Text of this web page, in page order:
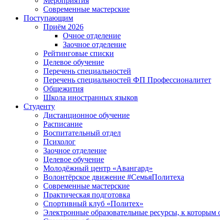
Современные мастерские
Поступающим
Приём 2026
Очное отделение
Заочное отделение
Рейтинговые списки
Целевое обучение
Перечень специальностей
Перечень специальностей ФП Профессионалитет
Общежития
Школа иностранных языков
Студенту
Дистанционное обучение
Расписание
Воспитательный отдел
Психолог
Заочное отделение
Целевое обучение
Молодёжный центр «Авангард»
Волонтёрское движение #СемьяПолитеха
Современные мастерские
Практическая подготовка
Спортивный клуб «Политех»
Электронные образовательные ресурсы, к которым